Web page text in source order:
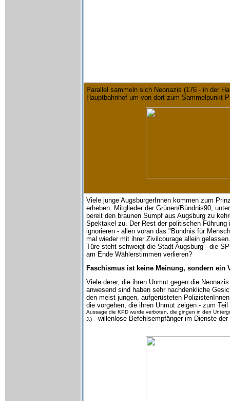
Parallel sammeln sich Neonazis (176 - in der
Hauptbahnhof um von dort zum Sammelpunkt
Viele junge AugsburgerInnen kommen zum
erheben. Mitglieder der Grünen/Bündnis90,
bereit den braunen Sumpf aus Augsburg zu
Spektakel zu. Der Rest der politischen
ignorieren - allen voran das "Bündnis für
mal wieder mit ihrer Zivilcourage allein
Türe steht schweigt die Stadt Augsburg - die
am Ende Wählerstimmen verlieren?
Faschismus ist keine Meinung, sondern ein
Viele derer, die ihren Unmut gegen die
anwesend sind haben sehr nachdenkliche
den meist jungen, aufgerüsteten
die vorgehen, die ihren Unmut zeigen - zum
Aussage die KPD wurde verboten, die gingen in den
J.) - willenlose Befehlsempfänger im Dienste